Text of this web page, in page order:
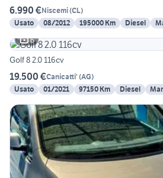
6.990 €Niscemi(CL)
Usato
08/2012 195000 Km Diesel
6
Golf 8 2.0 116cv
19.500 €Canicatti' (AG)
Usato
01/2021 97150 Km Diesel